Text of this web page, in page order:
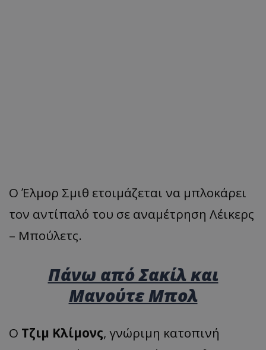
Ο Έλμορ Σμιθ ετοιμάζεται να μπλοκάρει
τον αντίπαλό του σε αναμέτρηση Λέικερς
– Μπούλετς.
Πάνω από Σακίλ και
Μανούτε Μπολ
O Τζιμ Κλίμονς, γνώριμη κατοπινή